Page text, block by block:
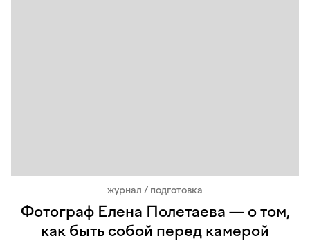
журнал / подготовка
Фотограф Елена Полетаева — о том,
как быть собой перед камерой